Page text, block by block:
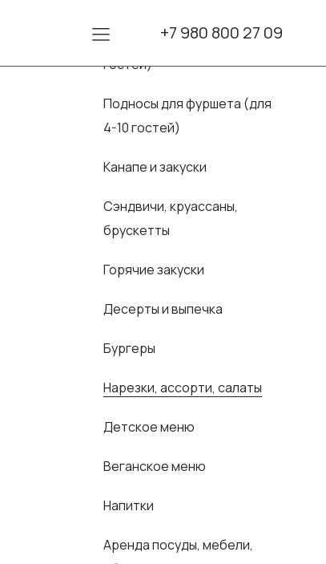
+7 980 800 27 09
Сеты для фуршета (для 10-30
гостей)
Подносы для фуршета (для
4-10 гостей)
Канапе и закуски
Сэндвичи, круассаны,
брускетты
Горячие закуски
Десерты и выпечка
Бургеры
Нарезки, ассорти, салаты
Детское меню
Веганское меню
Напитки
Аренда посуды, мебели,